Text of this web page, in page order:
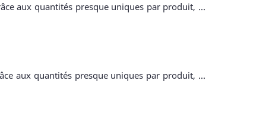
aux quantités presque uniques par produit, ...
aux quantités presque uniques par produit, ...